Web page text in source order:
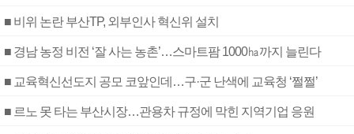
■ 비위 논란 부산TP, 외부인사 혁신위 설치
■ 경남 농정 비전 ‘잘 사는 농촌’…스마트팜 1000㏊까지 늘린다
■ 교육혁신선도지 공모 코앞인데…구·군 난색에 교육청 ‘쩔쩔’
■ 르노 못 타는 부산시장…관용차 규정에 막힌 지역기업 응원